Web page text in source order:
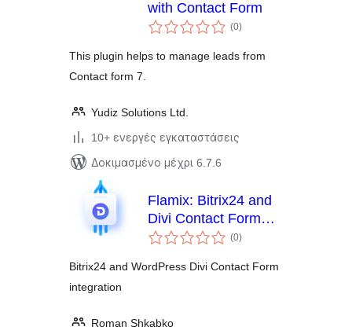
with Contact Form
(0αξιολογήσεις
σύνολο
)
This plugin helps to manage leads from
Contact form 7.
Yudiz Solutions Ltd.
10+ ενεργές εγκαταστάσεις
Δοκιμασμένο μέχρι 6.7.6
Flamix: Bitrix24 and
Divi Contact Form
integration
(0αξιολογήσεις
σύνολο
)
Bitrix24 and WordPress Divi Contact Form
integration
Roman Shkabko